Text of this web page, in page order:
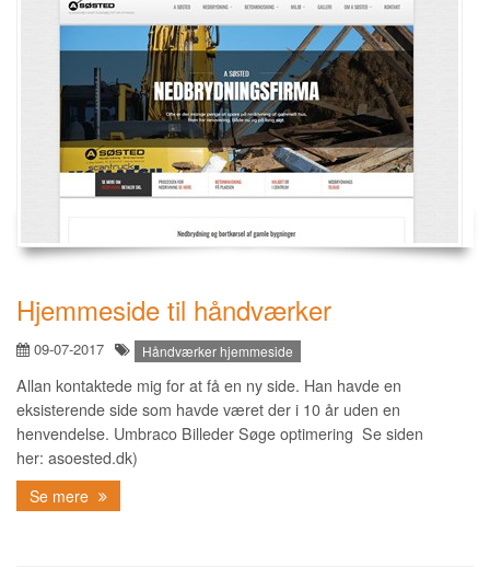
Hjemmeside til håndværker
09-07-2017 Håndværker hjemmeside
Allan kontaktede mig for at få en ny side. Han havde en
eksisterende side som havde været der i 10 år uden en
henvendelse. Umbraco Billeder Søge optimering Se siden
her: asoested.dk)
Se mere